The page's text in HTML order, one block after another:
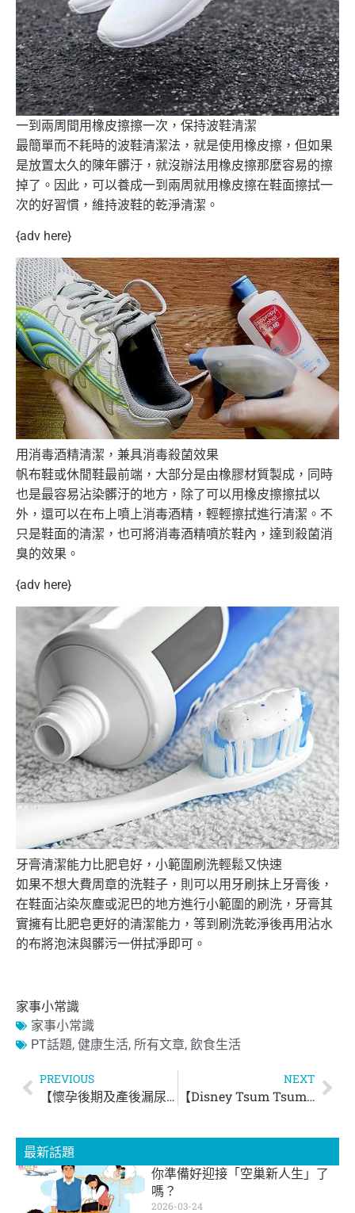
一到兩周間用橡皮擦擦一次，保持波鞋清潔
最簡單而不耗時的波鞋清潔法，就是使用橡皮擦， 但如果
是放置太久的陳年髒汙， 就沒辦法用橡皮擦那麼容易的擦
掉了。因此， 可以養成一到兩周就用橡皮擦在鞋面擦拭一
次的好習慣， 維持波鞋的乾淨清潔。
{adv here}
用消毒酒精清潔，兼具消毒殺菌效果
帆布鞋或休閒鞋最前端，大部分是由橡膠材質製成， 同時
也是最容易沾染髒汙的地方，除了可以用橡皮擦擦拭以
外， 還可以在布上噴上消毒酒精，輕輕擦拭進行清潔。 不
只是鞋面的清潔，也可將消毒酒精噴於鞋內， 達到殺菌消
臭的效果。
{adv here}
牙膏清潔能力比肥皂好，小範圍刷洗輕鬆又快速
如果不想大費周章的洗鞋子，則可以用牙刷抹上牙膏後，
在鞋面沾染灰塵或泥巴的地方進行小範圍的刷洗， 牙膏其
實擁有比肥皂更好的清潔能力， 等到刷洗乾淨後再用沾水
的布將泡沫與髒污一併拭淨即可。
家事小常識
家事小常識
PT話題, 健康生活, 所有文章, 飲食生活
PREVIOUS
【懷孕後期及產後漏尿問題】
NEXT
【Disney Tsum Tsum Red n Roll最紅限定店】
最新話題
你準備好迎接「空巢新人生」了
嗎？
2026-03-24